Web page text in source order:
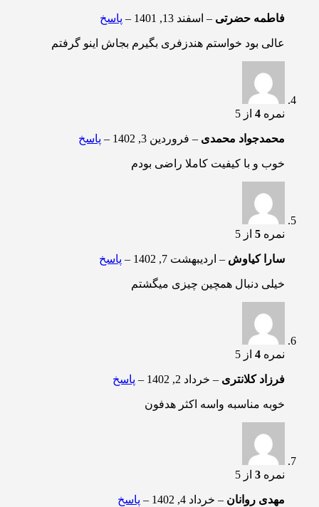
فاطمه حضرتی – اسفند 13, 1401 – پاسخ
عالی بود خواستم هندزفری بگیرم بجاش اینو گرفتم
نمره 4 از 5
محمدجواد محمدی – فروردین 3, 1402 – پاسخ
خوب و با کیفیت کاملا راضی بودم
نمره 5 از 5
سارا کیاوش – اردیبهشت 7, 1402 – پاسخ
خیلی دنبال همچین چیزی میگشتم
نمره 4 از 5
فرزاد کلانتری – خرداد 2, 1402 – پاسخ
خوبه مناسبه واسه اکثر هدفون
نمره 3 از 5
مهدی روانان – خرداد 4, 1402 – پاسخ